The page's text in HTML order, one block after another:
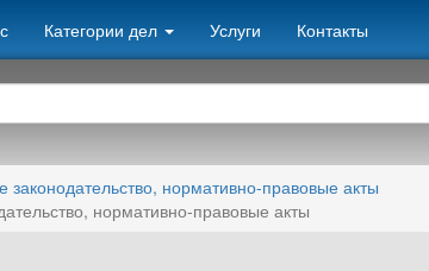
Категории дел Услуги Контакты
законодательство, нормативно-правовые акты
нормативно-правовые акты